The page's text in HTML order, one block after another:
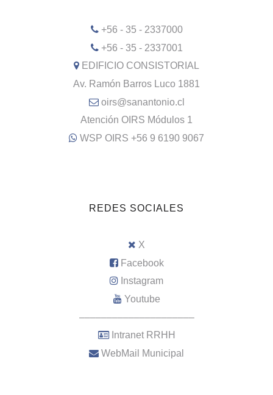
+56 - 35 - 2337000
+56 - 35 - 2337001
EDIFICIO CONSISTORIAL
Av. Ramón Barros Luco 1881
oirs@sanantonio.cl
Atención OIRS Módulos 1
WSP OIRS +56 9 6190 9067
REDES SOCIALES
X
Facebook
Instagram
Youtube
–––––––––––––––––––––
Intranet RRHH
WebMail Municipal